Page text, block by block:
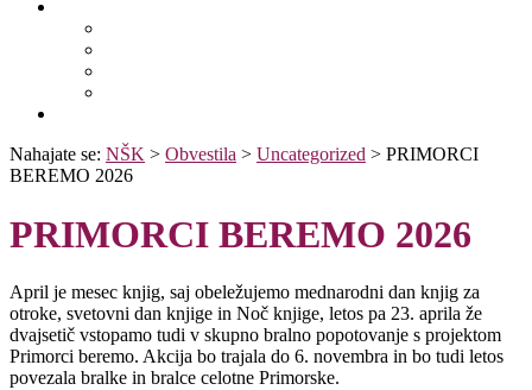
Nahajate se: NŠK > Obvestila > Uncategorized > PRIMORCI
BEREMO 2026
PRIMORCI BEREMO 2026
April je mesec knjig, saj obeležujemo mednarodni dan knjig za
otroke, svetovni dan knjige in Noč knjige, letos pa 23. aprila že
dvajsetič vstopamo tudi v skupno bralno popotovanje s projektom
Primorci beremo. Akcija bo trajala do 6. novembra in bo tudi letos
povezala bralke in bralce celotne Primorske.